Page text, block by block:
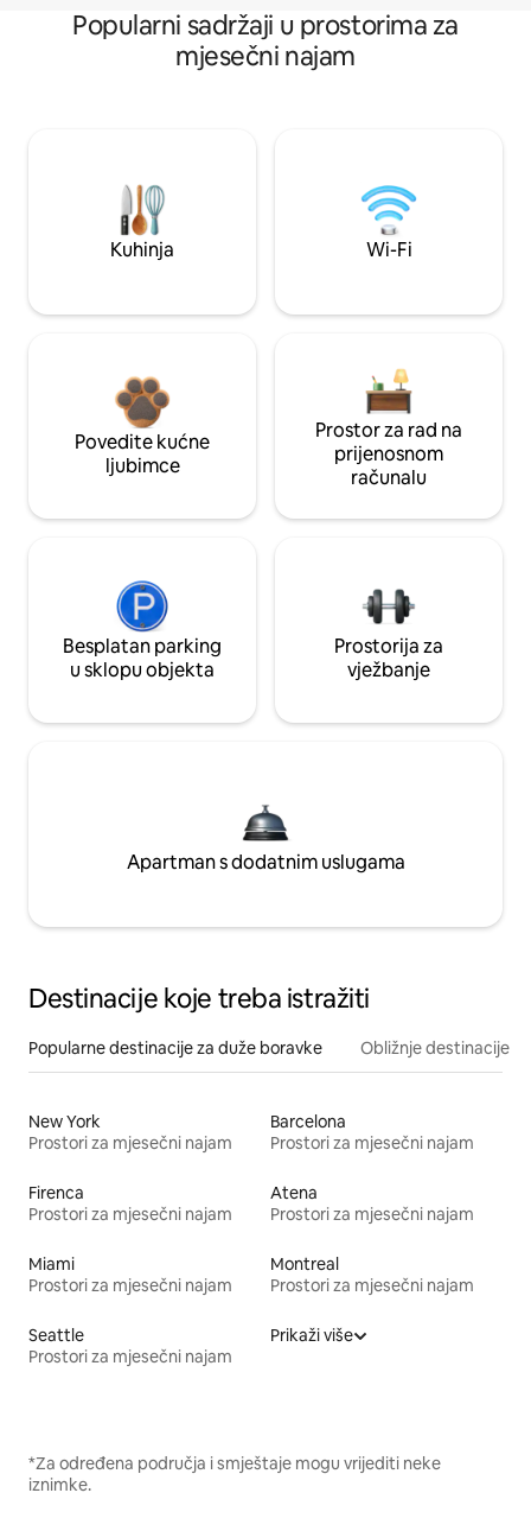
Popularni sadržaji u prostorima za
mjesečni najam
Kuhinja Wi-Fi
Povedite kućne
ljubimce
Prostor za rad na
prijenosnom
računalu
Besplatan parking
u sklopu objekta
Prostorija za
vježbanje
Apartman s dodatnim uslugama
Destinacije koje treba istražiti
Popularne destinacije za duže boravke Obližnje destinacije
New York
Prostori za mjesečni najam
Barcelona
Prostori za mjesečni najam
Firenca
Prostori za mjesečni najam
Atena
Prostori za mjesečni najam
Miami
Prostori za mjesečni najam
Montreal
Prostori za mjesečni najam
Seattle
Prostori za mjesečni najam
Prikaži više
*Za određena područja i smještaje mogu vrijediti neke
iznimke.